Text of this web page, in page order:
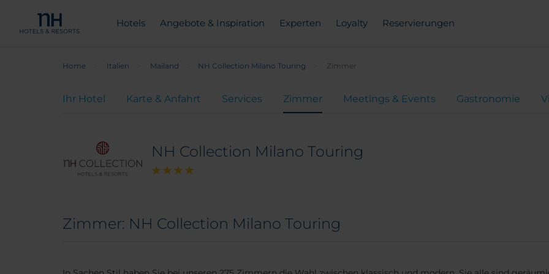
Hotels Angebote & Inspiration Experten Loyalty Reservierungen
Home Italien Mailand NH Collection Milano Touring Zimmer
Ihr Hotel Karte & Anfahrt Services Zimmer Meetings & Events Gastronomie
NH Collection Milano Touring
Zimmer: NH Collection Milano Touring